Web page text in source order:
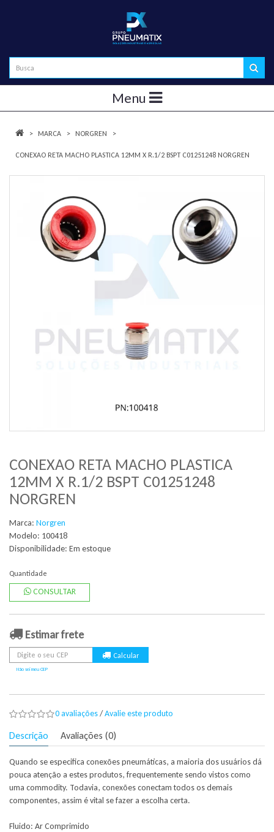
Menu
MARCA NORGREN
CONEXAO RETA MACHO PLASTICA 12MM X R.1/2 BSPT C01251248 NORGREN
CONEXAO RETA MACHO PLASTICA
12MM X R.1/2 BSPT C01251248
NORGREN
Marca: Norgren
Modelo: 100418
Disponibilidade: Em estoque
Quantidade
CONSULTAR
Estimar frete
Não sei meu CEP
0 avaliações/Avalie este produto
Descrição Avaliações (0)
Quando se especifica conexões pneumáticas, a maioria dos usuários dá
pouca atenção a estes produtos, frequentemente sendo vistos como
uma commodity. Todavia, conexões conectam todos os demais
componentes, assim é vital se fazer a escolha certa.
Fluido: Ar Comprimido